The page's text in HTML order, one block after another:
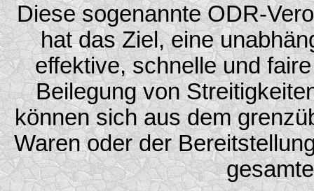
Diese sogenannte ODR-
hat das Ziel, eine
effektive, schnelle und
Beilegung von
können sich aus dem
Waren oder der